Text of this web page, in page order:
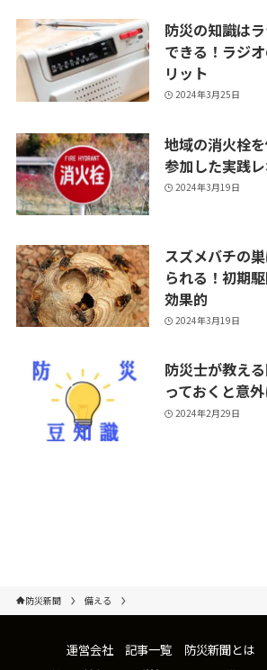
防災の知識は
できる！ラジ
リット
2024年3月25日
地域の消火栓
参加した実践レ
2024年3月19日
スズメバチの
られる！初期
効果的
2024年3月19日
防災士が教え
っておくと意
2024年2月29日
防災新聞 備える
運営会社 記事一覧 防災新聞とは